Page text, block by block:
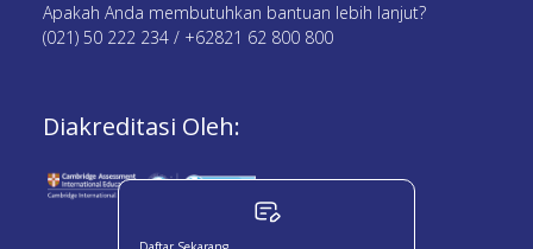
Apakah Anda membutuhkan bantuan lebih lanjut?
(021) 50 222 234 / +62821 62 800 800
Diakreditasi Oleh: